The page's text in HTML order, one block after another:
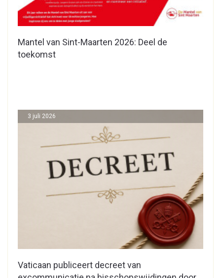
Mantel van Sint-Maarten 2026: Deel de
toekomst
Vaticaan publiceert decreet van
3 juli 2026